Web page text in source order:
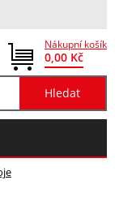
Nákupní košík
0,00 Kč